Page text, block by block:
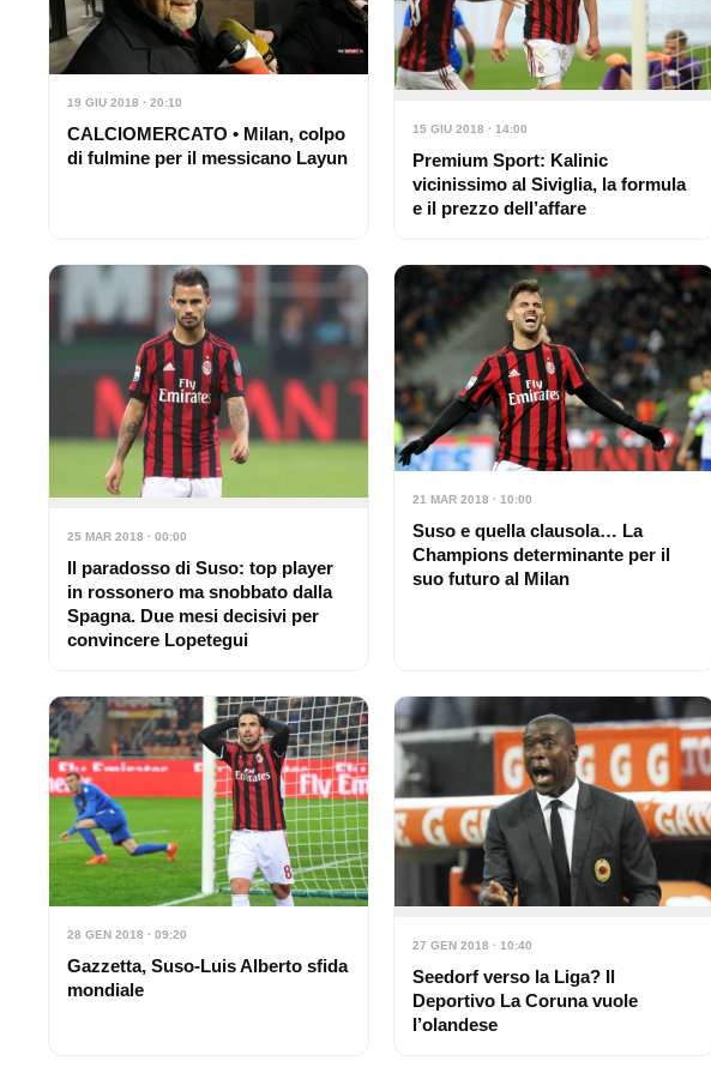
19 GIU 2018 · 20:10
CALCIOMERCATO • Milan, colpo
di fulmine per il messicano Layun
15 GIU 2018 · 14:00
Premium Sport: Kalinic
vicinissimo al Siviglia, la formula
e il prezzo dell’affare
25 MAR 2018 · 00:00
Il paradosso di Suso: top player
in rossonero ma snobbato dalla
Spagna. Due mesi decisivi per
convincere Lopetegui
21 MAR 2018 · 10:00
Suso e quella clausola… La
Champions determinante per il
suo futuro al Milan
28 GEN 2018 · 09:20
Gazzetta, Suso-Luis Alberto sfida
mondiale
27 GEN 2018 · 10:40
Seedorf verso la Liga? Il
Deportivo La Coruna vuole
l’olandese